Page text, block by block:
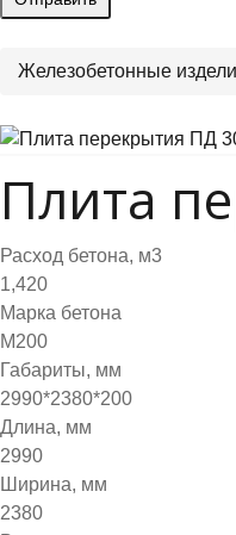
Железобетонные
Плита
Расход бетона, м3
1,420
Марка бетона
М200
Габариты, мм
2990*2380*200
Длина, мм
2990
Ширина, мм
2380